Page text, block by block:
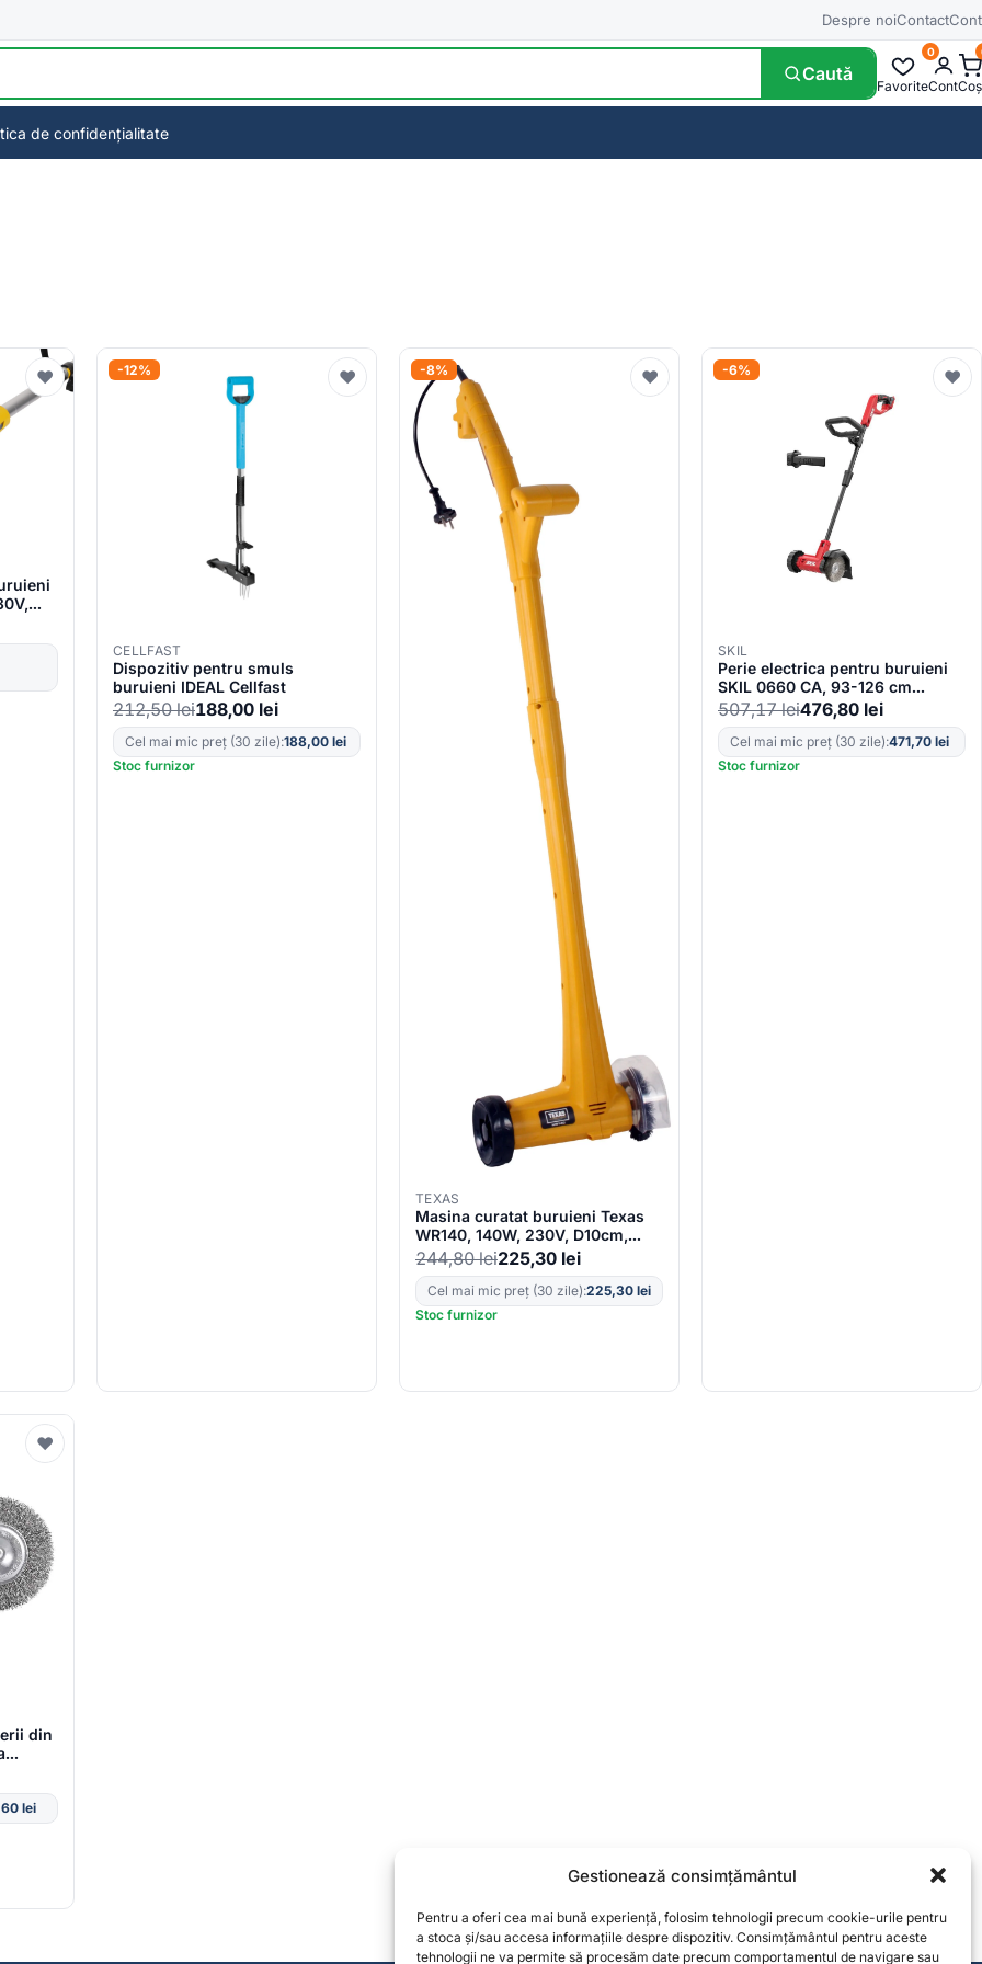
Gestionează consimțământul
Pentru a oferi cea mai bună experiență, folosim tehnologii precum cookie-urile pentru
a stoca și/sau accesa informațiile despre dispozitiv. Consimțământul pentru aceste
tehnologii ne va permite să procesăm date precum comportamentul de navigare sau
Despre noiContactCont
Caută
Favorite
0
ContCoș
de confidențialitate
♥ -12% ♥
CELLFAST
Dispozitiv pentru smuls
buruieni IDEAL Cellfast
212,50lei188,00 lei
Cel mai mic preț (30 zile):188,00 lei
Stoc furnizor
-8% ♥
TEXAS
Masina curatat buruieni Texas
WR140, 140W, 230V, D10cm,
latime lucru 5mm,
244,80lei225,30 lei
Cel mai mic preț (30 zile):225,30 lei
Stoc furnizor
-6% ♥
SKIL
Perie electrica pentru buruieni
SKIL 0660 CA, 93-126 cm
inaltime, viteza 1500 rpm, doar
corpul
507,17lei476,80 lei
Cel mai mic preț (30 zile):471,70 lei
Stoc furnizor
♥
din
lei